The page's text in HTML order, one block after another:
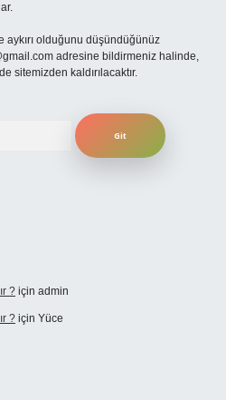
olduğunu düşündüğünüz
adresine bildirmeniz halinde,
sitemizden kaldırılacaktır.
? için admin
? için Yüce